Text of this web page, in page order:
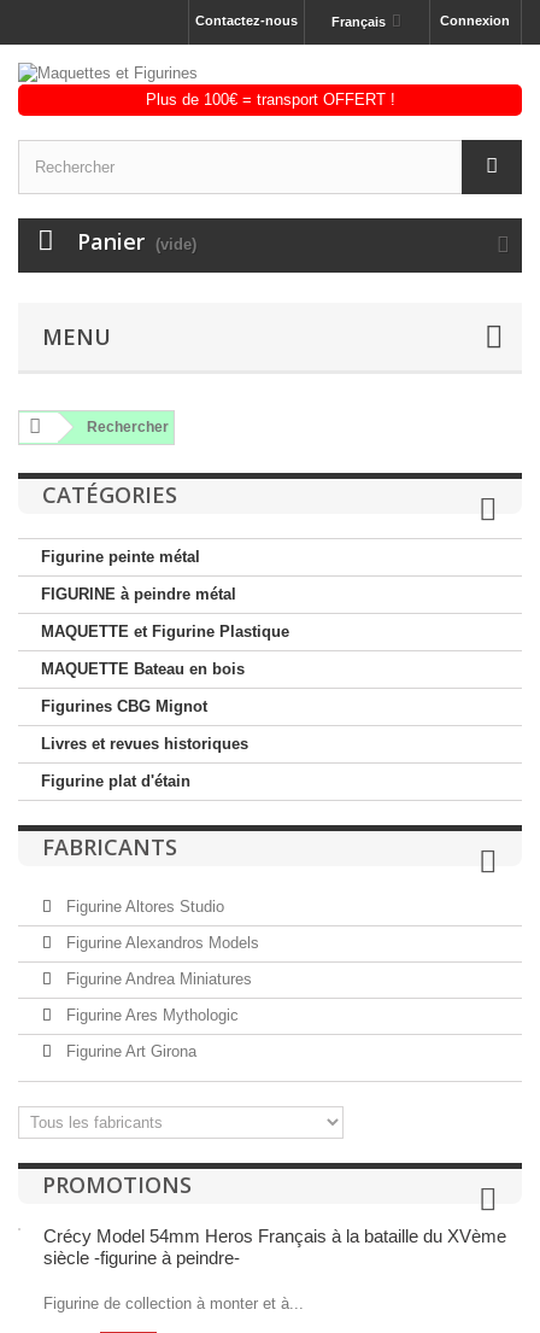
Connexion
Français
Contactez-nous
Panier (vide)
MENU
Rechercher
CATÉGORIES
Figurine peinte métal
FIGURINE à peindre métal
MAQUETTE et Figurine Plastique
MAQUETTE Bateau en bois
Figurines CBG Mignot
Livres et revues historiques
Figurine plat d'étain
FABRICANTS
Figurine Altores Studio
Figurine Alexandros Models
Figurine Andrea Miniatures
Figurine Ares Mythologic
Figurine Art Girona
PROMOTIONS
Crécy Model 54mm Heros Français à la bataille du XVème
siècle -figurine à peindre-
Figurine de collection à monter et à...